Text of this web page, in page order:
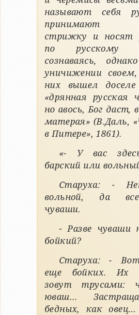
называют себя
принимают
стрижку и носят
по русскому
сознаваясь,
уничижении
них вышел
«дрянная русская
но авось, Бог даст,
матерая» (В.Даль,
в Питере», 1861).
«- У вас
барский или
Старуха: -
вольной, да
чуваши.
- Разве чуваши
бойкий?
Старуха: -
еще бойких. Их
зовут трусами:
юваш…
бедных, как